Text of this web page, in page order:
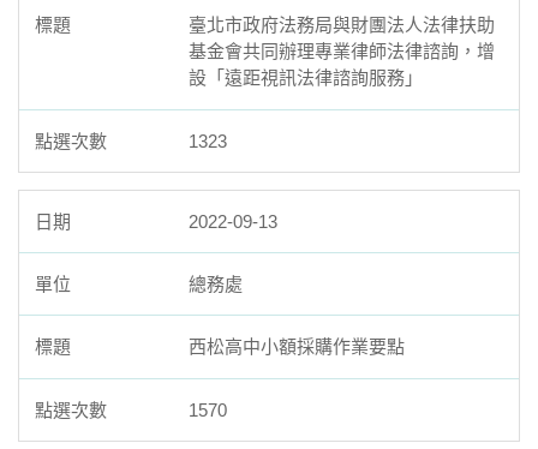
臺北市政府法務局與財團法人法律扶助
基金會共同辦理專業律師法律諮詢，增
設「遠距視訊法律諮詢服務」
1323
2022-09-13
總務處
西松高中小額採購作業要點
1570